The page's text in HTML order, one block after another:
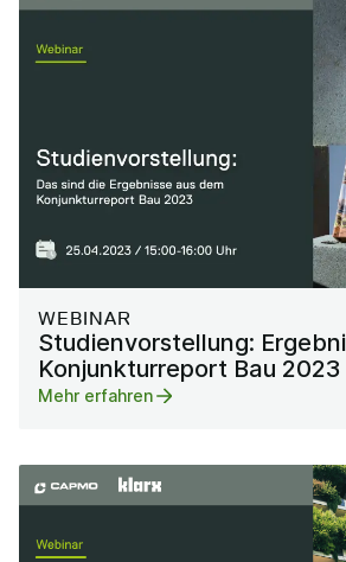
WEBINAR
Studienvorstellung:
Konjunkturreport Bau 2023
Mehr erfahren